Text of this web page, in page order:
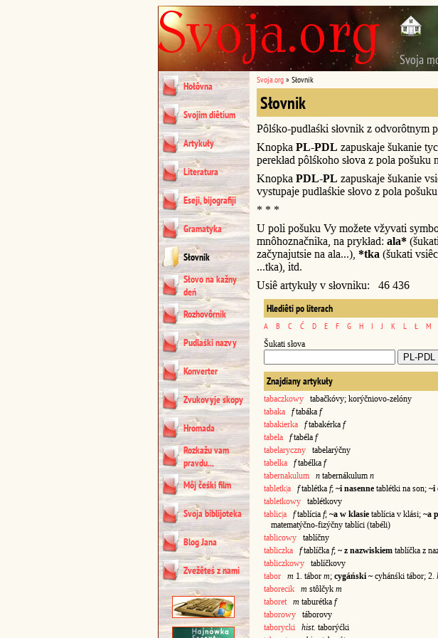
Svoja
Hołôvna
Svojim diêtium
Artykuły
Literatura
Eseji, bijografiji
Gramatyka
Słovnik
Słovo na kažny
deń
Rozhovôrnik
Pudlaśki nazvy
Konverter
Zvukovyje skopy
Hromada
Rozkažu vam
pravdu...
Môj čeśki film
Svoja biblijoteka
Blog Jana
Zvežêteś z nami
Svoja.org » Słovnik
Słovnik
Pôlśko-pudlaśki słovnik z
Knopka PL-PDL zapuskaje šukanie
perekład pôlśkoho słova z pola pošuku
Knopka PDL-PL zapuskaje šukanie
vystupaje pudlaśkie słovo z pola
* * *
U poli pošuku Vy možete vžyvati
mnôhoznačnika, na prykład: ala*
začynajutsie na ala...), *tka (šukati
...tka), itd.
Usiê artykuły v słovniku: 46 436
Hlediêti po literach
A B C Ć D E F G H I J K L Ł M
Šukati słova
Znajdiany artykuły
tabaczkowy tabačkóvy; korýčniovo-zelóny
tabaka
ftabáka f
tabakierka
ftabakérka f
tabela
ftabéla f
tabelaryczny tabelarýčny
tabelka
ftabélka f
tabernakulum
n tabernákulum n
tabletk|a
ftablétka f; ~i nasenne tablétki na son; ~i
tabletkowy tablétkovy
tablic|a
ftablícia f; ~a w klasie tablícia v klási; ~a
matematýčno-fizýčny tablíci (tabéli)
tablicowy tablíčny
tabliczka
ftablíčka f; ~ z nazwiskiem tablíčka z
tabliczkowy tablíčkovy
tabor
m 1. tábor m; cygáński ~ cyhánśki tábor; 2.
taborecik
m stôlčyk m
taboret
m taburétka f
taborowy táborovy
taborycki
hist. taborýćki